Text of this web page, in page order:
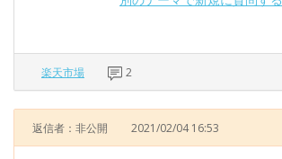
楽天市場 2
返信者：非公開 2021/02/04 16:53